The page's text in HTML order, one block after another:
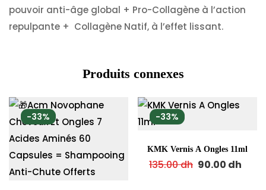
pouvoir anti-âge global + Pro-Collagène à l’action
repulpante + Collagène Natif, à l’effet lissant.
Produits connexes
-33% -33%
KMK Vernis A Ongles 11ml
135.00dh 90.00 dh